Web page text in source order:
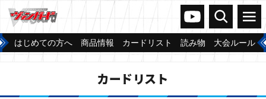
ヴァンガードch
検索 メニュー
はじめての方へ 商品情報 カードリスト 読み物 大会ルール
カードリスト